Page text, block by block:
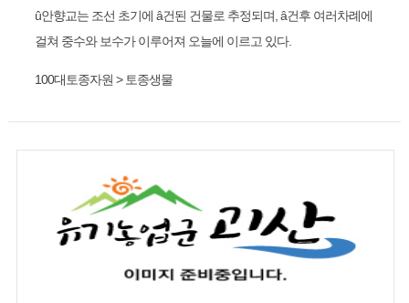
û안향교는 조선 초기에 â건된 건물로 추정되며, â건후 여러차례에
걸쳐 중수와 보수가 이루어져 오늘에 이르고 있다.
100대토종자원 > 토종생물